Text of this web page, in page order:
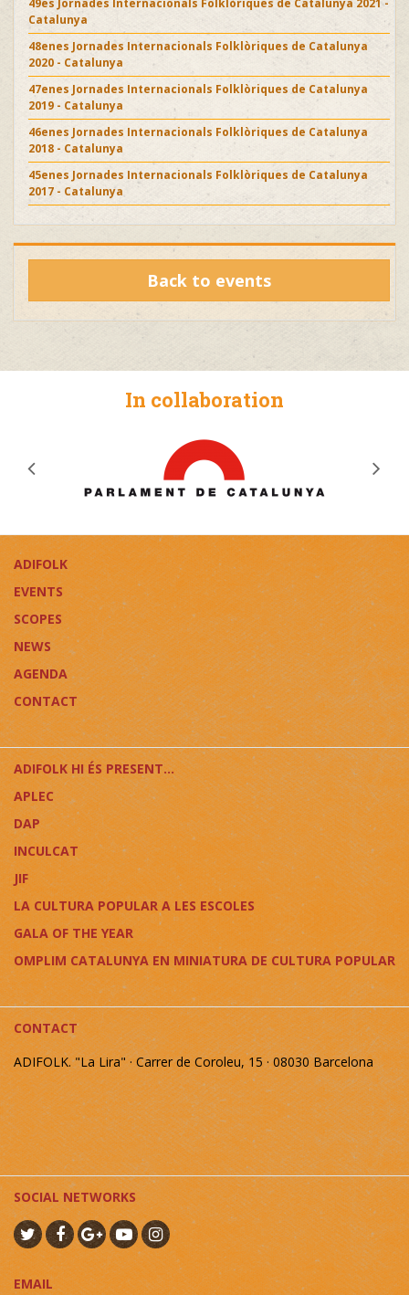
49es Jornades Internacionals Folklòriques de Catalunya 2021 -
Catalunya
48enes Jornades Internacionals Folklòriques de Catalunya
2020 - Catalunya
47enes Jornades Internacionals Folklòriques de Catalunya
2019 - Catalunya
46enes Jornades Internacionals Folklòriques de Catalunya
2018 - Catalunya
45enes Jornades Internacionals Folklòriques de Catalunya
2017 - Catalunya
Back to events
In collaboration
ADIFOLK
EVENTS
SCOPES
NEWS
AGENDA
CONTACT
ADIFOLK HI ÉS PRESENT...
APLEC
DAP
INCULCAT
JIF
LA CULTURA POPULAR A LES ESCOLES
GALA OF THE YEAR
OMPLIM CATALUNYA EN MINIATURA DE CULTURA POPULAR
CONTACT
ADIFOLK. "La Lira" · Carrer de Coroleu, 15 · 08030 Barcelona
SOCIAL NETWORKS
EMAIL